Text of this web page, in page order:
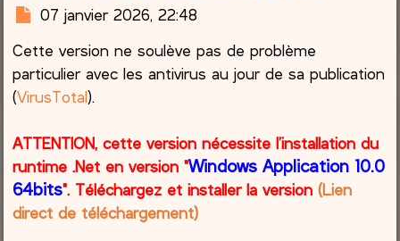
M
s
s
a
07 janvier 2026, 22:48
Cette version ne soulève pas de problème
particulier avec les antivirus au jour de sa publication
(VirusTotal).
ATTENTION, cette version nécessite l’installation du
runtime .Net en version "Windows Application 10.0
64bits". Téléchargez et installer la version(Lien
direct de téléchargement)